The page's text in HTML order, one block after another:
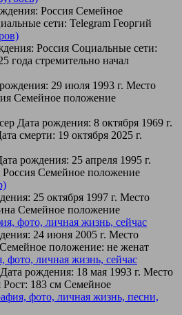
Россия Семейное
сети: Telegram Георгий
Россия Социальные сети:
года стремительно начал
29 июля 1993 г. Место
Семейное положение
Дата рождения: 8 октября 1969 г.
смерти: 19 октября 2025 г.
рождения: 25 апреля 1995 г.
Семейное положение
25 октября 1997 г. Место
Семейное положение
фото, личная жизнь, сейчас
24 июня 2005 г. Место
положение: не женат
фото, личная жизнь, сейчас
рождения: 18 мая 1993 г. Место
Рост: 183 см Семейное
фото, личная жизнь, песни,